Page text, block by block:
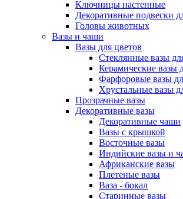
Ключницы настенные
Декоративные подвески
Головы животных
Вазы и чаши
Вазы для цветов
Стеклянные вазы
Керамические вазы
Фарфоровые вазы
Хрустальные вазы
Прозрачные вазы
Декоративные вазы
Декоративные чаши
Вазы с крышкой
Восточные вазы
Индийские вазы и
Африканские вазы
Плетеные вазы
Ваза - бокал
Старинные вазы